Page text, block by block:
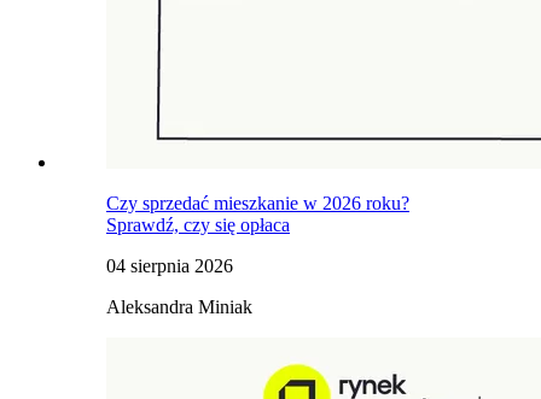
Czy sprzedać mieszkanie w 2026 roku?
Sprawdź, czy się opłaca
04 sierpnia 2026
Aleksandra Miniak